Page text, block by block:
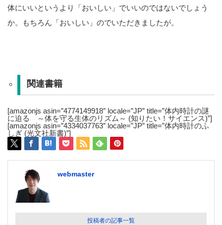
体にいいというより「おいしい」でいいのではないでしょう
か。もちろん「おいしい」のでいただきましたが。
関連書籍
[amazonjs asin=”4774149918″ locale=”JP” title=”体内時計の謎
に迫る ～体を守る生体のリズム～ (知りたい！サイエンス)”]
[amazonjs asin=”4334037763″ locale=”JP” title=”体内時計のふ
しぎ (光文社新書)”]
webmaster
投稿者の記事一覧